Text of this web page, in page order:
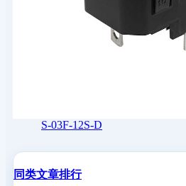
S-03F-12S-D
同类文章排行